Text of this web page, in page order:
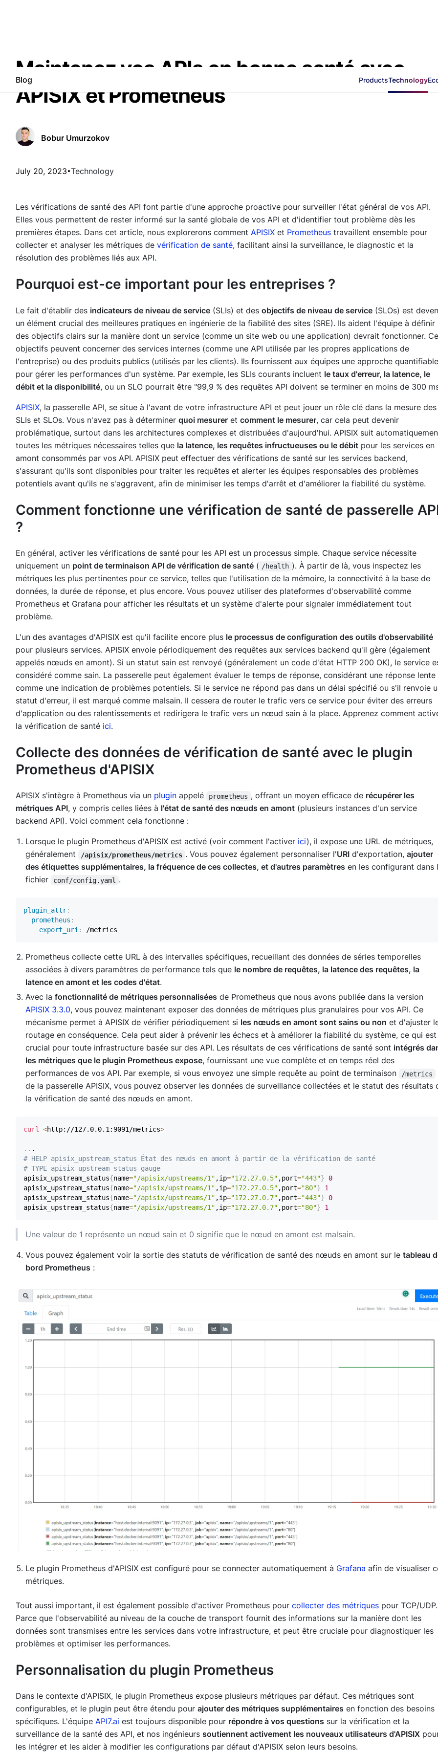
Blog ProductsTechnology
Maintenez vos APIs en bonne santé avec
APISIX et Prometheus
Bobur Umurzokov
July 20, 2023 Technology
Les vérifications de santé des API font partie d'une approche proactive pour surveiller l'état général de vos API.
Elles vous permettent de rester informé sur la santé globale de vos API et d'identifier tout problème dès les
premières étapes. Dans cet article, nous explorerons comment APISIX et Prometheus travaillent ensemble pour
collecter et analyser les métriques de vérification de santé, facilitant ainsi la surveillance, le diagnostic et la
résolution des problèmes liés aux API.
Pourquoi est-ce important pour les entreprises ?
Le fait d'établir des indicateurs de niveau de service (SLIs) et des objectifs de niveau de service (SLOs) est
un élément crucial des meilleures pratiques en ingénierie de la fiabilité des sites (SRE). Ils aident l'équipe à définir
des objectifs clairs sur la manière dont un service (comme un site web ou une application) devrait fonctionner.
objectifs peuvent concerner des services internes (comme une API utilisée par les propres applications de
l'entreprise) ou des produits publics (utilisés par les clients). Ils fournissent aux équipes une approche quantifiable
pour gérer les performances d'un système. Par exemple, les SLIs courants incluent le taux d'erreur, la latence, le
débit et la disponibilité, ou un SLO pourrait être "99,9 % des requêtes API doivent se terminer en moins de 300
APISIX, la passerelle API, se situe à l'avant de votre infrastructure API et peut jouer un rôle clé dans la mesure des
SLIs et SLOs. Vous n'avez pas à déterminer quoi mesurer et comment le mesurer, car cela peut devenir
problématique, surtout dans les architectures complexes et distribuées d'aujourd'hui. APISIX suit
toutes les métriques nécessaires telles que la latence, les requêtes infructueuses ou le débit pour les services en
amont consommés par vos API. APISIX peut effectuer des vérifications de santé sur les services backend,
s'assurant qu'ils sont disponibles pour traiter les requêtes et alerter les équipes responsables des problèmes
potentiels avant qu'ils ne s'aggravent, afin de minimiser les temps d'arrêt et d'améliorer la fiabilité du système.
Comment fonctionne une vérification de santé de passerelle
?
En général, activer les vérifications de santé pour les API est un processus simple. Chaque service nécessite
uniquement un point de terminaison API de vérification de santé ( /health ). À partir de là, vous inspectez les
métriques les plus pertinentes pour ce service, telles que l'utilisation de la mémoire, la connectivité à la base de
données, la durée de réponse, et plus encore. Vous pouvez utiliser des plateformes d'observabilité comme
Prometheus et Grafana pour afficher les résultats et un système d'alerte pour signaler immédiatement tout
problème.
L'un des avantages d'APISIX est qu'il facilite encore plus le processus de configuration des outils d'observabilité
pour plusieurs services. APISIX envoie périodiquement des requêtes aux services backend qu'il gère (également
appelés nœuds en amont). Si un statut sain est renvoyé (généralement un code d'état HTTP 200 OK), le service
considéré comme sain. La passerelle peut également évaluer le temps de réponse, considérant une réponse lente
comme une indication de problèmes potentiels. Si le service ne répond pas dans un délai spécifié ou s'il renvoie
statut d'erreur, il est marqué comme malsain. Il cessera de router le trafic vers ce service pour éviter des erreurs
d'application ou des ralentissements et redirigera le trafic vers un nœud sain à la place. Apprenez comment
la vérification de santé ici.
Collecte des données de vérification de santé avec le plugin
Prometheus d'APISIX
APISIX s'intègre à Prometheus via un plugin appelé prometheus , offrant un moyen efficace de récupérer les
métriques API, y compris celles liées à l'état de santé des nœuds en amont (plusieurs instances d'un service
backend API). Voici comment cela fonctionne :
Lorsque le plugin Prometheus d'APISIX est activé (voir comment l'activer ici), il expose une URL de métriques,
généralement
/apisix/prometheus/metrics . Vous pouvez également personnaliser l'URId'exportation, ajouter
des étiquettes supplémentaires, la fréquence de ces collectes, et d'autres paramètres en les configurant dans
fichier
conf/config.yaml .
plugin_attr:
prometheus :
export_uri:
Prometheus collecte cette URL à des intervalles spécifiques, recueillant des données de séries temporelles
associées à divers paramètres de performance tels que le nombre de requêtes, la latence des requêtes, la
latence en amont et les codes d'état.
Avec la fonctionnalité de métriques personnalisées de Prometheus que nous avons publiée dans la version
APISIX 3.3.0, vous pouvez maintenant exposer des données de métriques plus granulaires pour vos API. Ce
mécanisme permet à APISIX de vérifier périodiquement si les nœuds en amont sont sains ou non et d'ajuster
routage en conséquence. Cela peut aider à prévenir les échecs et à améliorer la fiabilité du système, ce qui est
crucial pour toute infrastructure basée sur des API. Les résultats de ces vérifications de santé sont intégrés
les métriques que le plugin Prometheus expose, fournissant une vue complète et en temps réel des
performances de vos API. Par exemple, si vous envoyez une simple requête au point de terminaison
/metrics
de la passerelle APISIX, vous pouvez observer les données de surveillance collectées et le statut des résultats
la vérification de santé des nœuds en amont.
curl <http://127.0.0.1:9091/metrics>
..
# HELP apisix_upstream_status État des nœuds en amont à partir de la vérification de santé
# TYPE apisix_upstream_status gauge
apisix_upstream_status{name="/apisix/upstreams/1" ,ip="172.27.0.5" ,port="443"}
0
apisix_upstream_status{name="/apisix/upstreams/1" ,ip="172.27.0.5" ,port="80"}
1
apisix_upstream_status{name="/apisix/upstreams/1" ,ip="172.27.0.7" ,port="443"}
0
apisix_upstream_status{name="/apisix/upstreams/1" ,ip="172.27.0.7" ,port="80"} 1
Une valeur de 1 représente un nœud sain et 0 signifie que le nœud en amont est malsain.
Vous pouvez également voir la sortie des statuts de vérification de santé des nœuds en amont sur le tableau
bord Prometheus :
Le plugin Prometheus d'APISIX est configuré pour se connecter automatiquement à Grafana afin de visualiser
métriques.
Tout aussi important, il est également possible d'activer Prometheus pour collecter des métriques pour TCP/UDP.
Parce que l'observabilité au niveau de la couche de transport fournit des informations sur la manière dont les
données sont transmises entre les services dans votre infrastructure, et peut être cruciale pour diagnostiquer les
problèmes et optimiser les performances.
Personnalisation du plugin Prometheus
Dans le contexte d'APISIX, le plugin Prometheus expose plusieurs métriques par défaut. Ces métriques sont
configurables, et le plugin peut être étendu pour ajouter des métriques supplémentaires en fonction des besoins
spécifiques. L'équipe API7.ai est toujours disponible pour répondre à vos questions sur la vérification et la
surveillance de la santé des API, et nos ingénieurs soutiennent activement les nouveaux utilisateurs d'APISIX
les intégrer et les aider à modifier les configurations par défaut d'APISIX selon leurs besoins.